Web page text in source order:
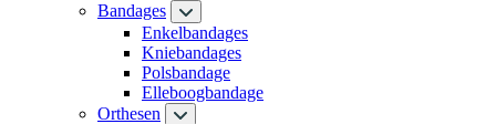
Bandages
Enkelbandages
Kniebandages
Polsbandage
Elleboogbandage
Orthesen